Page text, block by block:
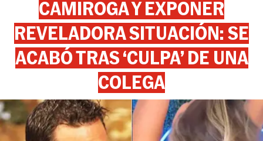
CAMIROGA Y EXPONER
REVELADORA SITUACIÓN: SE
ACABÓ TRAS ‘CULPA’ DE UNA
COLEGA